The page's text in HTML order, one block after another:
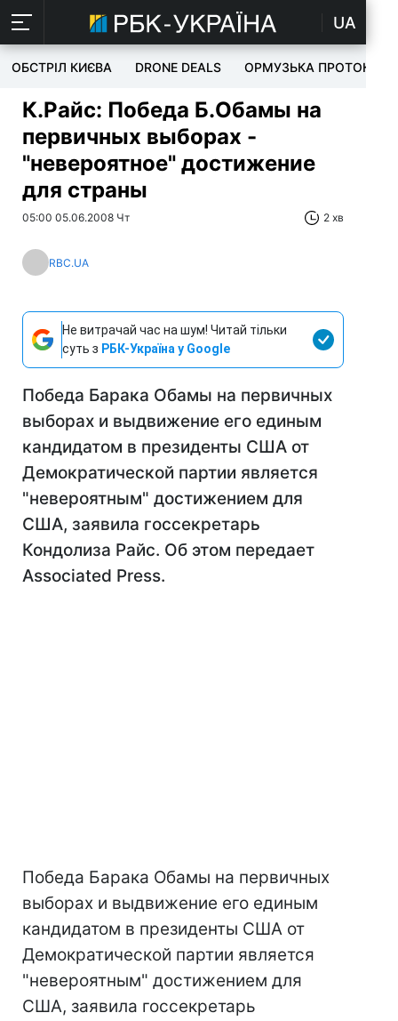
UA
ОБСТРІЛ КИЄВА DRONE DEALS ОРМУЗЬКА ПРОТОКА
К.Райс: Победа Б.Обамы на
первичных выборах -
"невероятное" достижение
для страны
05:00 05.06.2008 Чт 2 хв
RBC.UA
Не витрачай час на шум! Читай тільки
суть з РБК-Україна у Google
Победа Барака Обамы на первичных
выборах и выдвижение его единым
кандидатом в президенты США от
Демократической партии является
"невероятным" достижением для
США, заявила госсекретарь
Кондолиза Райс. Об этом передает
Associated Press.
Победа Барака Обамы на первичных
выборах и выдвижение его единым
кандидатом в президенты США от
Демократической партии является
"невероятным" достижением для
США, заявила госсекретарь